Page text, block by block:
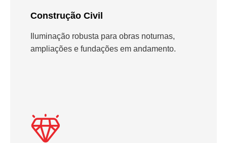
Construção Civil
Iluminação robusta para obras noturnas,
ampliações e fundações em andamento.